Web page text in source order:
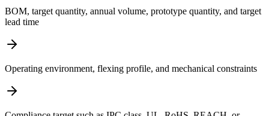
BOM, target quantity, annual volume, prototype quantity, and target
lead time
Operating environment, flexing profile, and mechanical constraints